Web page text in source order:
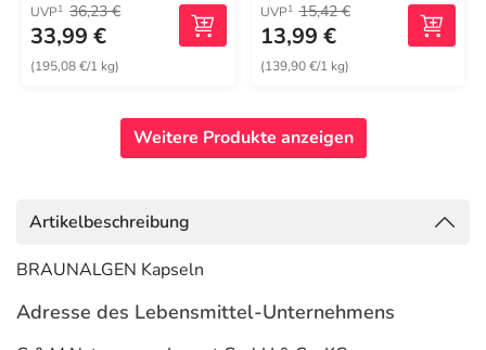
UVP1 36,23 €
33,99 €
(195,08 €/1 kg)
UVP1 15,42 €
13,99 €
(139,90 €/1 kg)
Weitere Produkte anzeigen
Artikelbeschreibung
BRAUNALGEN Kapseln
Adresse des Lebensmittel-Unternehmens